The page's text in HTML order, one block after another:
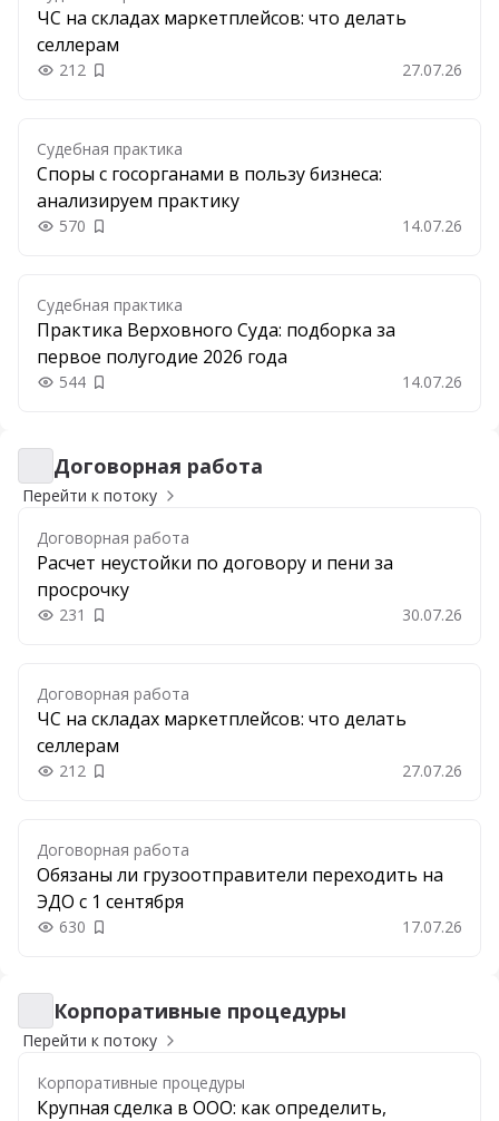
ЧС на складах маркетплейсов: что делать
селлерам
212 Добавить в закладки 27.07.26
Судебная практика
Споры с госорганами в пользу бизнеса:
анализируем практику
570 Добавить в закладки 14.07.26
Судебная практика
Практика Верховного Суда: подборка за
первое полугодие 2026 года
544 Добавить в закладки 14.07.26
Договорная работа
Договорная работа
Перейти к потоку
Договорная работа
Расчет неустойки по договору и пени за
просрочку
231 Добавить в закладки 30.07.26
Договорная работа
ЧС на складах маркетплейсов: что делать
селлерам
212 Добавить в закладки 27.07.26
Договорная работа
Обязаны ли грузоотправители переходить на
ЭДО с 1 сентября
630 Добавить в закладки 17.07.26
Корпоративные процедуры
Корпоративные процедуры
Перейти к потоку
Корпоративные процедуры
Крупная сделка в ООО: как определить,